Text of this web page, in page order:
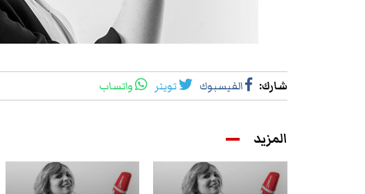
شارك: الفيسبوك تويتر واتساب
المزيد